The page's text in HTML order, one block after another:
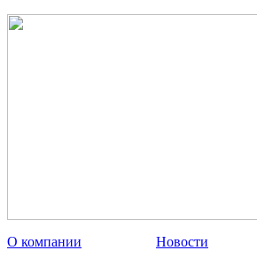
О компании Новости